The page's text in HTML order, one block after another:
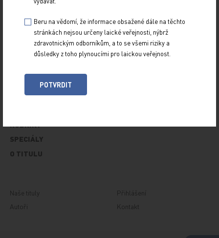
Z NOVINEK
RUBRIKY
SPECIÁLY
O TITULU
Naše tituly
Autoři
Přihlášení
Kontakt
Beru na vědomí, že informace obsažené dále na těchto
stránkách nejsou určeny laické veřejnosti, nýbrž
zdravotnickým odborníkům, a to se všemi riziky a
důsledky z toho plynoucími pro laickou veřejnost.
POTVRDIT